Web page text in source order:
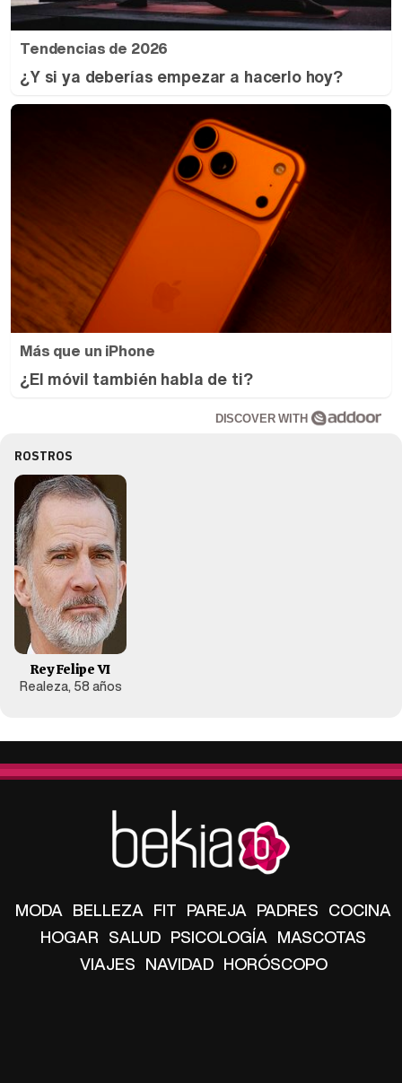
Tendencias de 2026
¿Y si ya deberías empezar a hacerlo hoy?
Más que un iPhone
¿El móvil también habla de ti?
DISCOVER WITH
ROSTROS
Rey Felipe VI
Realeza, 58 años
MODA BELLEZA FIT PAREJA PADRES COCINA
HOGAR SALUD PSICOLOGÍA MASCOTAS
VIAJES NAVIDAD HORÓSCOPO